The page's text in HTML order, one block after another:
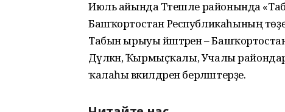
Июль айында Тәтешле районында
Башҡортостан Республикаһының
Табын ырыуы йәштәрен –
Дәүләкән, Ҡырмыҫҡалы, Учалы
ҡалаһы вәкилдәрен берләштерҙе.